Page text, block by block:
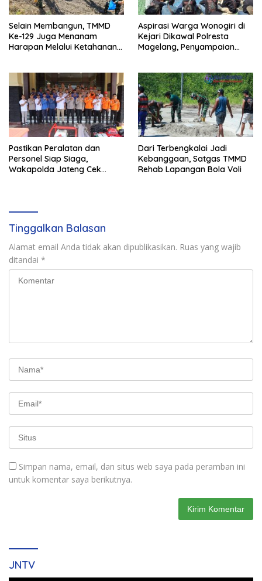
Selain Membangun, TMMD
Ke-129 Juga Menanam
Harapan Melalui Ketahanan
Aspirasi Warga Wonogiri di
Kejari Dikawal Polresta
Magelang, Penyampaian
Pastikan Peralatan dan
Personel Siap Siaga,
Wakapolda Jateng Cek
Dari Terbengkalai Jadi
Kebanggaan, Satgas TMMD
Rehab Lapangan Bola Voli
Tinggalkan Balasan
Alamat email Anda tidak akan dipublikasikan. Ruas yang wajib
ditandai *
Simpan nama, email, dan situs web saya pada peramban ini
untuk komentar saya berikutnya.
JNTV